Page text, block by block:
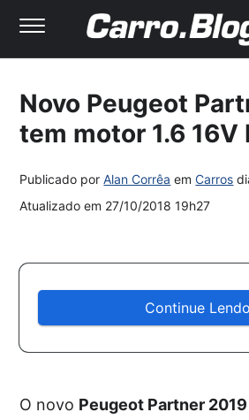
Novo Peugeot
tem motor 1.6 16V
Publicado porAlan Corrêa emCarros
Atualizado em 27/10/2018 19h27
Continue Lendo
O novo Peugeot Partner 2019